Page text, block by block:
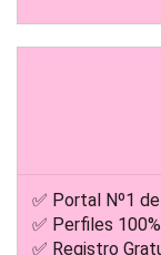
✅ Portal Nº1
✅ Perfiles
✅ Registro